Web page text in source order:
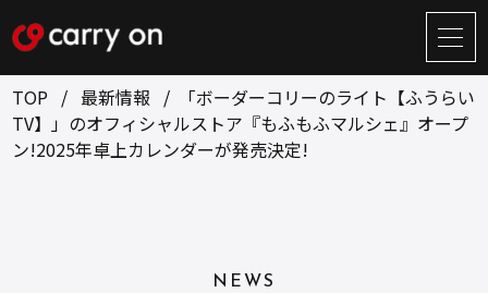
サ
イ
ト
メ
ニ
BUSINESS CREATOR
TOP 最新情報
「ボーダーコリーのライト【ふうらい
TV】」のオフィシャルストア『もふもふマルシェ』オープ
ン!2025年卓上カレンダーが発売決定!
NEWS